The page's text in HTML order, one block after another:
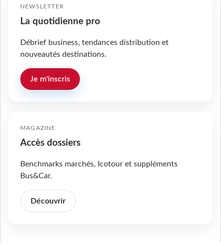
NEWSLETTER
La quotidienne pro
Débrief business, tendances distribution et
nouveautés destinations.
Je m'inscris
MAGAZINE
Accès dossiers
Benchmarks marchés, Icotour et suppléments
Bus&Car.
Découvrir